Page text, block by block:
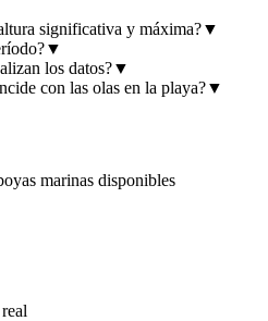
significativa y máxima?▼
▼
los datos?▼
con las olas en la playa?▼
marinas disponibles